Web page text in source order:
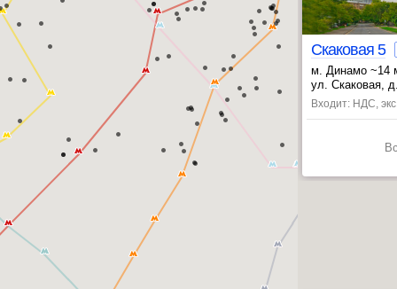
Скаковая 5
м. Динамо ~14
, Петровский
ул. Скаковая,
Входит: НДС,